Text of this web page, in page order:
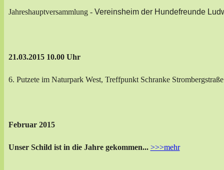
Jahreshauptversammlung - Vereinsheim der Hundefreunde
21.03.2015 10.00 Uhr
6. Putzete im Naturpark West, Treffpunkt Schranke Strombergstraße
Februar 2015
Unser Schild ist in die Jahre gekommen... >>>mehr